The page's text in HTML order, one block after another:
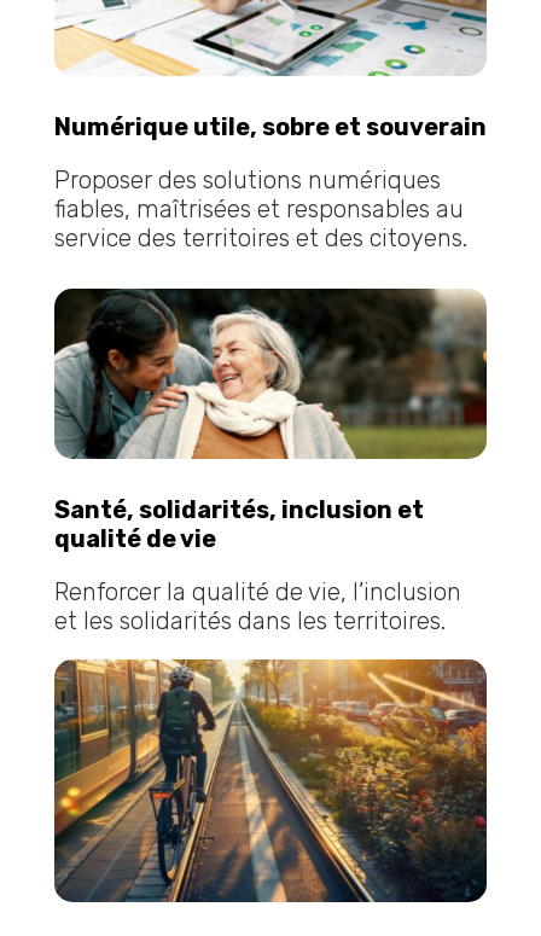
Numérique utile, sobre et souverain
Proposer des solutions numériques
fiables, maîtrisées et responsables au
service des territoires et des citoyens.
Santé, solidarités, inclusion et
qualité de vie
Renforcer la qualité de vie, l’inclusion
et les solidarités dans les territoires.